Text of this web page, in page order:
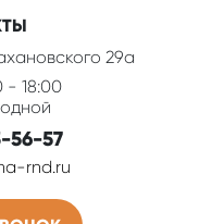
29а
- 18:00
56-57
rnd.ru